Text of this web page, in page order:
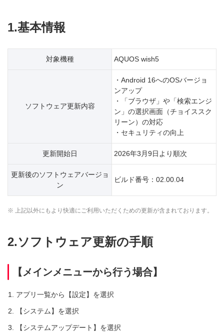
1.基本情報
対象機種 AQUOS wish5
ソフトウェア更新内容
・Android 16へのOSバージョ
ンアップ
・「ブラウザ」や「検索エンジ
ン」の選択画面（チョイススク
リーン）の対応
・セキュリティの向上
更新開始日 2026年3月9日より順次
更新後のソフトウェアバージョ
ン
ビルド番号：02.00.04
※ 上記以外にもより快適にご利用いただくための更新が含まれております。
2.ソフトウェア更新の手順
【メインメニューから行う場合】
アプリ一覧から【設定】を選択
【システム】を選択
【システムアップデート】を選択